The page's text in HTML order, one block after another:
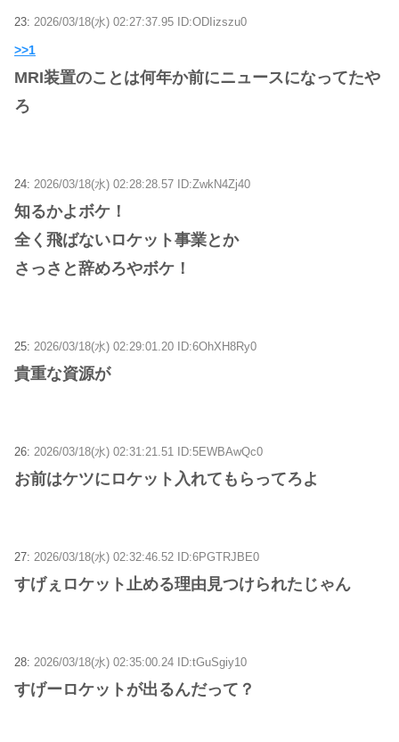
23: 2026/03/18(水) 02:27:37.95 ID:ODIizszu0
>>1
MRI装置のことは何年か前にニュースになってたや
ろ
24: 2026/03/18(水) 02:28:28.57 ID:ZwkN4Zj40
知るかよボケ！
全く飛ばないロケット事業とか
さっさと辞めろやボケ！
25: 2026/03/18(水) 02:29:01.20 ID:6OhXH8Ry0
貴重な資源が
26: 2026/03/18(水) 02:31:21.51 ID:5EWBAwQc0
お前はケツにロケット入れてもらってろよ
27: 2026/03/18(水) 02:32:46.52 ID:6PGTRJBE0
すげぇロケット止める理由見つけられたじゃん
28: 2026/03/18(水) 02:35:00.24 ID:tGuSgiy10
すげーロケットが出るんだって？